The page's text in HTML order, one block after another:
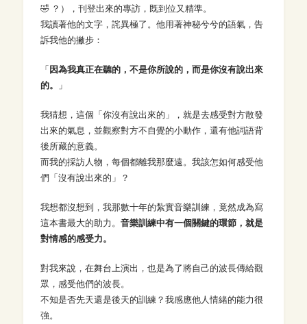
🤣 ？），刊登出來的專訪，既到位又精準。
我讀著他的文字，詫異極了。他用著神秘兮兮的語氣，告
訴我他的撇步：
「因為我真正在聽的，不是你所說的，而是你沒有說出來
的。
」
我猜想，這個「你沒有說出來的」，就是去感受對方散發
出來的氣息，並觀察對方不自覺的小動作，還有他詞語背
後所藏的意義。
而我的採訪人物，每個都離我那麼遠。我該怎如何感受他
們「沒有說出來的」？
我想都沒想到，我那數十年的紮實音樂訓練，竟然成為寫
這本書最大的助力。 音樂訓練中有一個關鍵的環節，就是
對情感的感受力。
對我來說，在舞台上演出，也是為了將自己的波長傳給觀
眾，感受他們的波長。
不知是否先天還是後天的訓練？我感應他人情緒的能力很
強。